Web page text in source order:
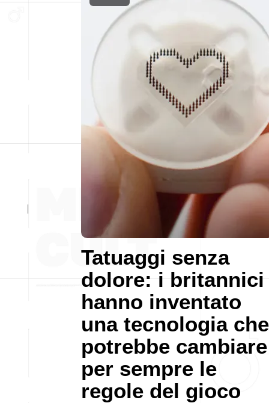
Tatuaggi senza
dolore: i britannici
hanno inventato
una tecnologia che
potrebbe cambiare
per sempre le
regole del gioco